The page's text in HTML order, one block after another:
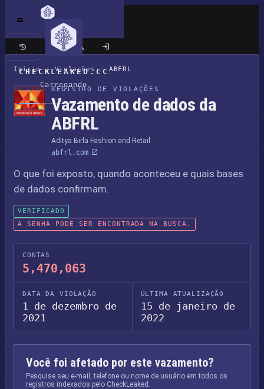
CHECKLEAKED.CC
Carregando
Site clássico
Início / Violações / ABFRL
REGISTRO DE VIOLAÇÕES
Vazamento de dados da
ABFRL
Aditya Birla Fashion and Retail
abfrl.com
O que foi exposto, quando aconteceu e quais bases
de dados confirmam.
VERIFICADO
A SENHA PODE SER ENCONTRADA NA BUSCA.
CONTAS
5,470,063
DATA DA VIOLAÇÃO
1 de dezembro de
2021
ÚLTIMA ATUALIZAÇÃO
15 de janeiro de
2022
Você foi afetado por este vazamento?
Pesquise seu e-mail, telefone ou nome de usuário em todos os
registros indexados pelo CheckLeaked.